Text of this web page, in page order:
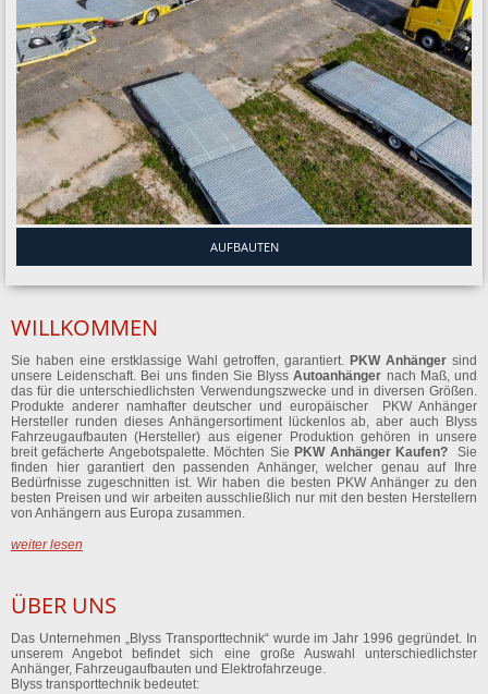
AUFBAUTEN
WILLKOMMEN
Sie haben eine erstklassige Wahl getroffen, garantiert. PKW Anhänger sind
unsere Leidenschaft. Bei uns finden Sie BlyssAutoanhänger nach Maß, und
das für die unterschiedlichsten Verwendungszwecke und in diversen Größen.
Produkte anderer namhafter deutscher und europäischer PKW Anhänger
Hersteller runden dieses Anhängersortiment lückenlos ab, aber auch Blyss
Fahrzeugaufbauten (Hersteller) aus eigener Produktion gehören in unsere
breit gefächerte Angebotspalette. Möchten Sie PKW Anhänger Kaufen? Sie
finden hier garantiert den passenden Anhänger, welcher genau auf Ihre
Bedürfnisse zugeschnitten ist. Wir haben die besten PKW Anhänger zu den
besten Preisen und wir arbeiten ausschließlich nur mit den besten Herstellern
von Anhängern aus Europa zusammen.
weiter lesen
ÜBER UNS
Das Unternehmen „Blyss Transporttechnik“ wurde im Jahr 1996 gegründet. In
unserem Angebot befindet sich eine große Auswahl unterschiedlichster
Anhänger, Fahrzeugaufbauten und Elektrofahrzeuge.
Blyss transporttechnik bedeutet: